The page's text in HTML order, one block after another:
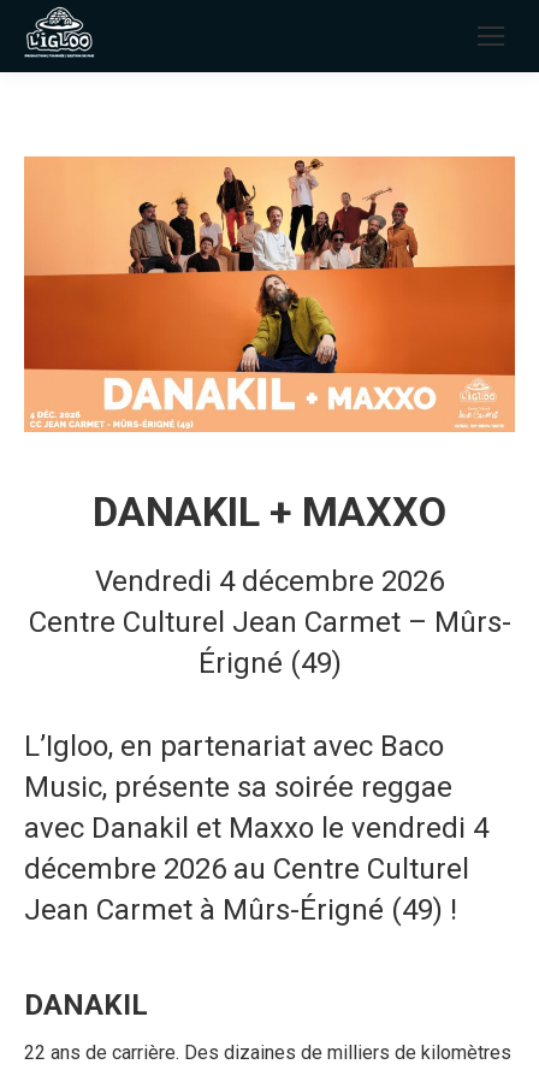
DANAKIL + MAXXO
Vendredi 4 décembre 2026
Centre Culturel Jean Carmet – Mûrs-
Érigné (49)
L’Igloo, en partenariat avec Baco
Music, présente sa soirée reggae
avec Danakil et Maxxo le vendredi 4
décembre 2026 au Centre Culturel
Jean Carmet à Mûrs-Érigné (49) !
DANAKIL
22 ans de carrière. Des dizaines de milliers de kilomètres